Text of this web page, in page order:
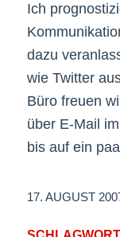
Ich
dazu
wie Twitter
Büro freuen
über E-Mail
bis auf ein
17. AUGUST